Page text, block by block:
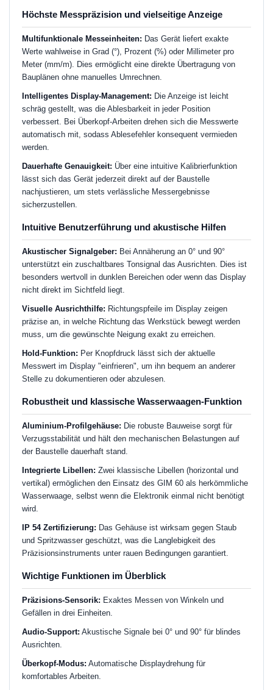
Höchste Messpräzision und vielseitige Anzeige
Multifunktionale Messeinheiten: Das Gerät liefert exakte
Werte wahlweise in Grad (°), Prozent (%) oder Millimeter pro
Meter (mm/m). Dies ermöglicht eine direkte Übertragung von
Bauplänen ohne manuelles Umrechnen.
Intelligentes Display-Management: Die Anzeige ist leicht
schräg gestellt, was die Ablesbarkeit in jeder Position
verbessert. Bei Überkopf-Arbeiten drehen sich die Messwerte
automatisch mit, sodass Ablesefehler konsequent vermieden
werden.
Dauerhafte Genauigkeit: Über eine intuitive Kalibrierfunktion
lässt sich das Gerät jederzeit direkt auf der Baustelle
nachjustieren, um stets verlässliche Messergebnisse
sicherzustellen.
Intuitive Benutzerführung und akustische Hilfen
Akustischer Signalgeber: Bei Annäherung an 0° und 90°
unterstützt ein zuschaltbares Tonsignal das Ausrichten. Dies ist
besonders wertvoll in dunklen Bereichen oder wenn das Display
nicht direkt im Sichtfeld liegt.
Visuelle Ausrichthilfe: Richtungspfeile im Display zeigen
präzise an, in welche Richtung das Werkstück bewegt werden
muss, um die gewünschte Neigung exakt zu erreichen.
Hold-Funktion: Per Knopfdruck lässt sich der aktuelle
Messwert im Display "einfrieren", um ihn bequem an anderer
Stelle zu dokumentieren oder abzulesen.
Robustheit und klassische Wasserwaagen-Funktion
Aluminium-Profilgehäuse: Die robuste Bauweise sorgt für
Verzugsstabilität und hält den mechanischen Belastungen auf
der Baustelle dauerhaft stand.
Integrierte Libellen: Zwei klassische Libellen (horizontal und
vertikal) ermöglichen den Einsatz des GIM 60 als herkömmliche
Wasserwaage, selbst wenn die Elektronik einmal nicht benötigt
wird.
IP 54 Zertifizierung: Das Gehäuse ist wirksam gegen Staub
und Spritzwasser geschützt, was die Langlebigkeit des
Präzisionsinstruments unter rauen Bedingungen garantiert.
Wichtige Funktionen im Überblick
Präzisions-Sensorik: Exaktes Messen von Winkeln und
Gefällen in drei Einheiten.
Audio-Support: Akustische Signale bei 0° und 90° für blindes
Ausrichten.
Überkopf-Modus: Automatische Displaydrehung für
komfortables Arbeiten.